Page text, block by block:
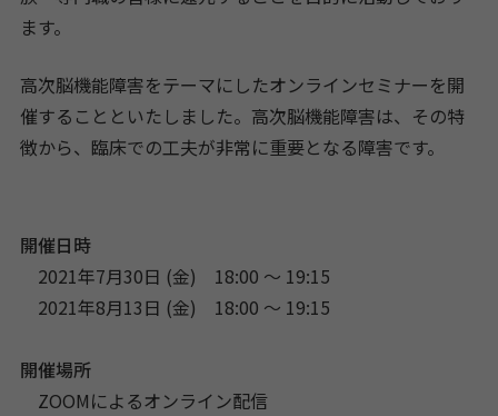
ます。
高次脳機能障害をテーマにしたオンラインセミナーを開
催することといたしました。高次脳機能障害は、その特
徴から、臨床での工夫が非常に重要となる障害です。
開催日時
2021年7月30日 (金) 18:00 〜 19:15
2021年8月13日 (金) 18:00 〜 19:15
開催場所
ZOOMによるオンライン配信